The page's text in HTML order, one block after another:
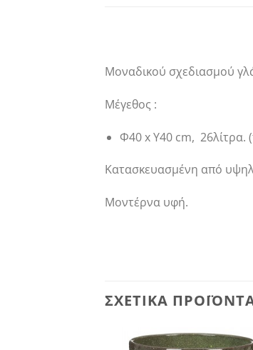
Μοναδικού σχεδιασμού
Μέγεθος :
Φ40 x Υ40 cm, 26λίτρα.
Κατασκευασμένη από
Μοντέρνα υφή.
ΣΧΕΤΙΚΆ